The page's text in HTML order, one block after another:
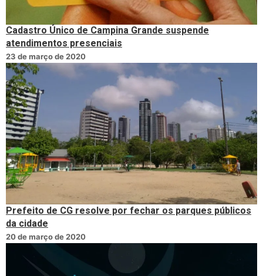
Cadastro Único de Campina Grande suspende
atendimentos presenciais
23 de março de 2020
Prefeito de CG resolve por fechar os parques públicos
da cidade
20 de março de 2020